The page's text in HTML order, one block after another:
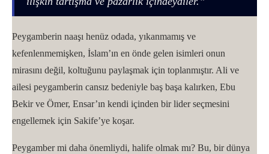
Peygamberin naaşı henüz odada, yıkanmamış ve
kefenlenmemişken, İslam’ın en önde gelen isimleri onun
mirasını değil, koltuğunu paylaşmak için toplanmıştır. Ali ve
ailesi peygamberin cansız bedeniyle baş başa kalırken, Ebu
Bekir ve Ömer, Ensar’ın kendi içinden bir lider seçmesini
engellemek için Sakife’ye koşar.
Peygamber mi daha önemliydi, halife olmak mı? Bu, bir dünya